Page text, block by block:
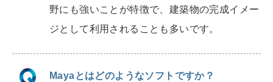
野にも強いことが特徴で、建築物の完成イメー
ジとして利用されることも多いです。
Mayaとはどのようなソフトですか？